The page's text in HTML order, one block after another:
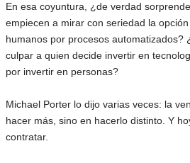
En esa coyuntura, ¿de verdad
empiecen a mirar con seriedad la
humanos por procesos automatizados?
culpar a quien decide invertir en
por invertir en personas?
Michael Porter lo dijo varias veces: la
hacer más, sino en hacerlo distinto. Y
contratar.